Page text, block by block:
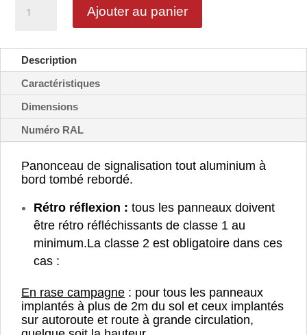
de
lignes
courtes
-
M9z2
Ajouter au panier
Description
Caractéristiques
Dimensions
Numéro RAL
Panonceau de signalisation tout aluminium à
bord tombé rebordé.
Rétro réflexion : tous les panneaux doivent
être rétro réfléchissants de classe 1 au
minimum.La classe 2 est obligatoire dans ces
cas :
En rase campagne : pour tous les panneaux
implantés à plus de 2m du sol et ceux implantés
sur autoroute et route à grande circulation,